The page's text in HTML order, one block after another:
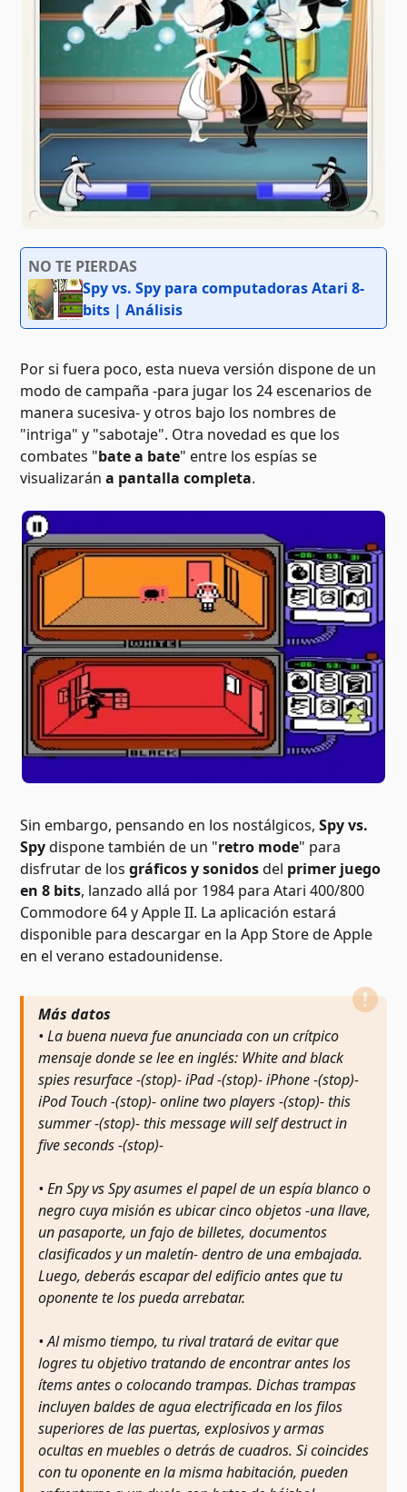
NO TE PIERDAS
Spy vs. Spy para computadoras Atari 8-
bits | Análisis
Por si fuera poco, esta nueva versión dispone de un
modo de campaña -para jugar los 24 escenarios de
manera sucesiva- y otros bajo los nombres de
"intriga" y "sabotaje". Otra novedad es que los
combates "bate a bate" entre los espías se
visualizarána pantalla completa.
Sin embargo, pensando en los nostálgicos,Spy vs.
Spydispone también de un "retro mode" para
disfrutar de losgráficos y sonidosdel primer juego
en 8 bits, lanzado allá por 1984 para Atari 400/800
Commodore 64 y Apple II. La aplicación estará
disponible para descargar en la App Store de Apple
en el verano estadounidense.
Más datos
• La buena nueva fue anunciada con un crítpico
mensaje donde se lee en inglés: White and black
spies resurface -(stop)- iPad -(stop)- iPhone -(stop)-
iPod Touch -(stop)- online two players -(stop)- this
summer -(stop)- this message will self destruct in
five seconds -(stop)-
• En Spy vs Spy asumes el papel de un espía blanco o
negro cuya misión es ubicar cinco objetos -una llave,
un pasaporte, un fajo de billetes, documentos
clasificados y un maletín- dentro de una embajada.
Luego, deberás escapar del edificio antes que tu
oponente te los pueda arrebatar.
• Al mismo tiempo, tu rival tratará de evitar que
logres tu objetivo tratando de encontrar antes los
ítems antes o colocando trampas. Dichas trampas
incluyen baldes de agua electrificada en los filos
superiores de las puertas, explosivos y armas
ocultas en muebles o detrás de cuadros. Si coincides
con tu oponente en la misma habitación, pueden